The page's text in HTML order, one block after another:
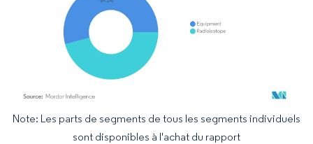
Image © Mordor Intelligence. La réutilisation nécessite une attribution sous CC BY
Note: Les parts de segments de tous les segments individuels
sont disponibles à l'achat du rapport